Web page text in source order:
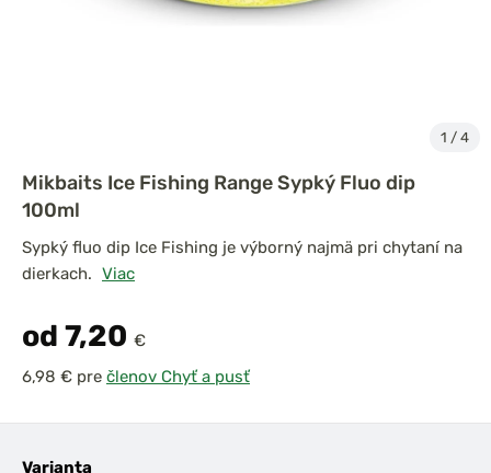
1 / 4
Mikbaits Ice Fishing Range Sypký Fluo dip
100ml
Sypký fluo dip Ice Fishing je výborný najmä pri chytaní na
dierkach. Viac
od 7,20 €
pre členov Chyť a pusť
Varianta